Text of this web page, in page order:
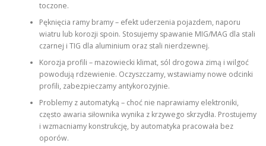
toczone.
Pęknięcia ramy bramy – efekt uderzenia pojazdem, naporu
wiatru lub korozji spoin. Stosujemy spawanie MIG/MAG dla stali
czarnej i TIG dla aluminium oraz stali nierdzewnej.
Korozja profili – mazowiecki klimat, sól drogowa zimą i wilgoć
powodują rdzewienie. Oczyszczamy, wstawiamy nowe odcinki
profili, zabezpieczamy antykorozyjnie.
Problemy z automatyką – choć nie naprawiamy elektroniki,
często awaria siłownika wynika z krzywego skrzydła. Prostujemy
i wzmacniamy konstrukcję, by automatyka pracowała bez
oporów.